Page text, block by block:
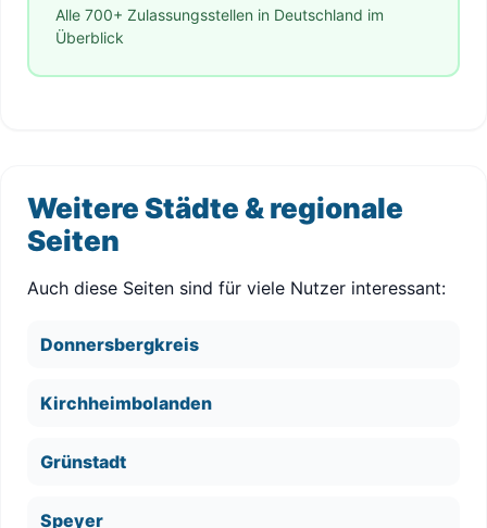
Alle 700+ Zulassungsstellen in Deutschland im
Überblick
Weitere Städte & regionale
Seiten
Auch diese Seiten sind für viele Nutzer interessant:
Donnersbergkreis
Kirchheimbolanden
Grünstadt
Speyer